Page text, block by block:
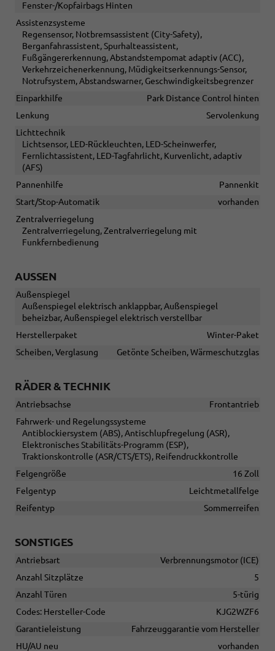
Fenster-/Kopfairbags Hinten
Assistenzsysteme
Regensensor, Notbremsassistent (City-Safety),
Berganfahrassistent, Spurhalteassistent,
Fußgängererkennung, Abstandstempomat adaptiv (ACC),
Verkehrzeichenerkennung, Müdigkeitserkennungs-Sensor,
Notrufsystem, Abstandswarner, Geschwindigkeitsbegrenzer
Einparkhilfe
Park Distance Control hinten
Lenkung
Servolenkung
Lichttechnik
Lichtsensor, LED-Rückleuchten, LED-Scheinwerfer,
Fernlichtassistent, LED-Tagfahrlicht, Kurvenlicht, adaptiv
(AFS)
Pannenhilfe
Pannenkit
Start/Stop-Automatik
vorhanden
Zentralverriegelung
Zentralverriegelung, Zentralverriegelung mit
Funkfernbedienung
AUSSEN
Außenspiegel
Außenspiegel elektrisch anklappbar, Außenspiegel
beheizbar, Außenspiegel elektrisch verstellbar
Herstellerpaket
Winter-Paket
Scheiben, Verglasung
Getönte Scheiben, Wärmeschutzglas
RÄDER & TECHNIK
Antriebsachse
Frontantrieb
Fahrwerk- und Regelungssysteme
Antiblockiersystem (ABS), Antischlupfregelung (ASR),
Elektronisches Stabilitäts-Programm (ESP),
Traktionskontrolle (ASR/CTS/ETS), Reifendruckkontrolle
Felgengröße
16 Zoll
Felgentyp
Leichtmetallfelge
Reifentyp
Sommerreifen
SONSTIGES
Antriebsart
Verbrennungsmotor (ICE)
Anzahl Sitzplätze
5
Anzahl Türen
5-türig
Codes: Hersteller-Code
KJG2WZF6
Garantieleistung
Fahrzeuggarantie vom Hersteller
HU/AU neu
vorhanden